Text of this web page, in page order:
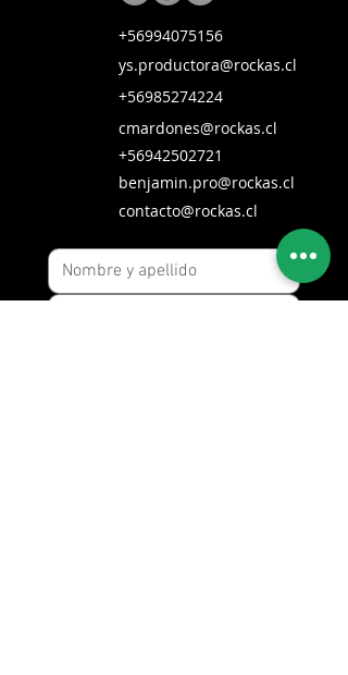
+56994075156
ys.productora@rockas.cl
+56985274224
cmardones@rockas.cl
+56942502721
benjamin.pro@rockas.cl
contacto@rockas.cl